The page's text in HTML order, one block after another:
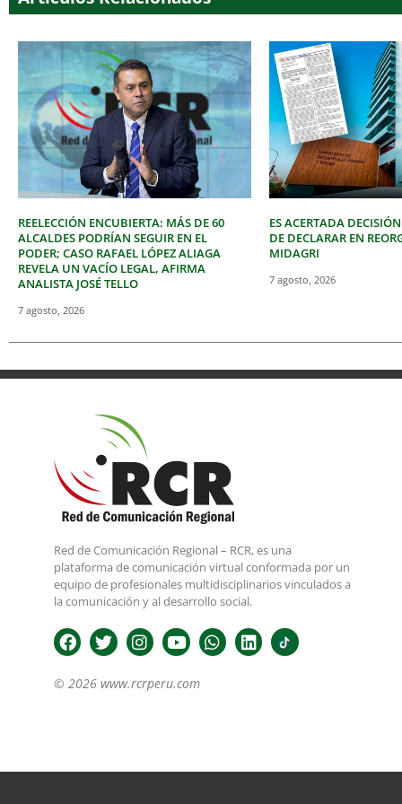
REELECCIÓN ENCUBIERTA: MÁS DE 60
ALCALDES PODRÍAN SEGUIR EN EL
PODER; CASO RAFAEL LÓPEZ ALIAGA
REVELA UN VACÍO LEGAL, AFIRMA
ANALISTA JOSÉ TELLO
7 agosto, 2026
ES ACERTADA
DE DECLARAR EN
MIDAGRI
7 agosto, 2026
Red de Comunicación Regional – RCR, es una
plataforma de comunicación virtual conformada por un
equipo de profesionales multidisciplinarios vinculados a
la comunicación y al desarrollo social.
© 2026 www.rcrperu.com